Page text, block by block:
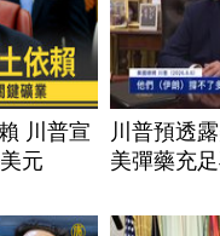
川普宣
元
川普預透
美彈藥充